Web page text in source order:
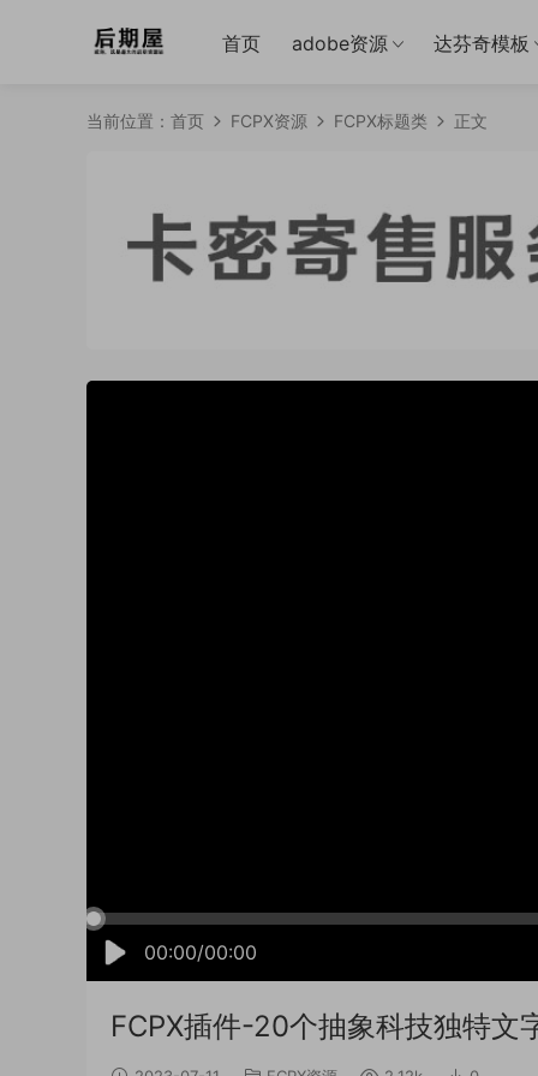
首页 adobe资源 达芬奇模板
当前位置： 首页 FCPX资源 FCPX标题类 正文
00:00/00:00
FCPX插件-20个抽象科技独特